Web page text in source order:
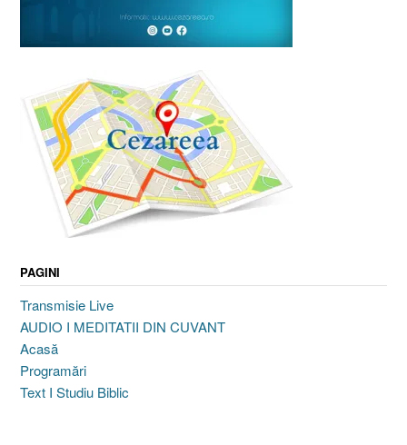
PAGINI
Transmisie Live
AUDIO I MEDITATII DIN CUVANT
Acasă
Programări
Text I Studiu Biblic